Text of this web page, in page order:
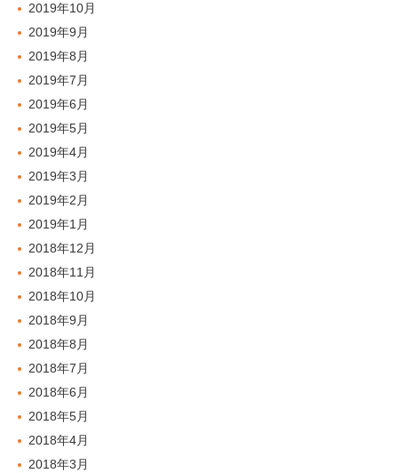
2019年10月
2019年9月
2019年8月
2019年7月
2019年6月
2019年5月
2019年4月
2019年3月
2019年2月
2019年1月
2018年12月
2018年11月
2018年10月
2018年9月
2018年8月
2018年7月
2018年6月
2018年5月
2018年4月
2018年3月